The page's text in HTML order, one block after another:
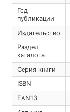
Год
публикации
Издательство
Раздел
каталога
Серия книги
ISBN
EAN13